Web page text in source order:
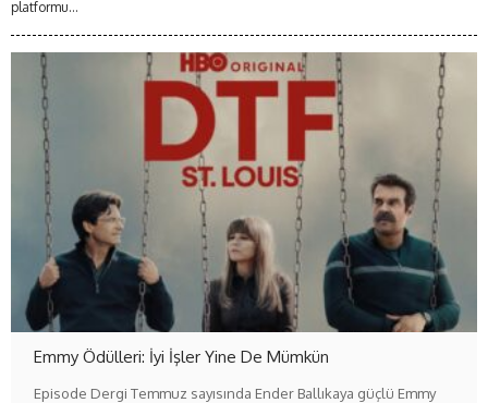
platformu...
Emmy Ödülleri: İyi İşler Yine De Mümkün
Episode Dergi Temmuz sayısında Ender Ballıkaya güçlü Emmy